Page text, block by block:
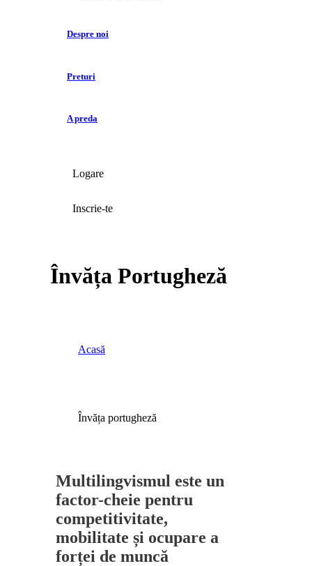
Despre noi
Preturi
A preda
Logare
Inscrie-te
Învăța Portugheză
Acasă
Învăța portugheză
Multilingvismul este un
factor-cheie pentru
competitivitate,
mobilitate și ocupare a
forței de muncă